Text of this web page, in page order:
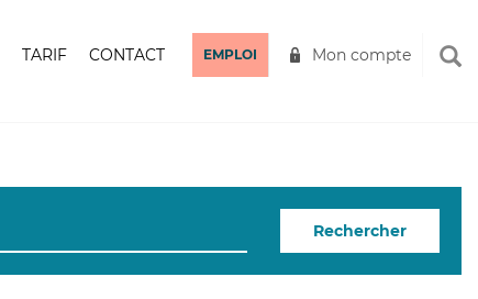
TARIF CONTACT EMPLOI Mon compte
Rechercher